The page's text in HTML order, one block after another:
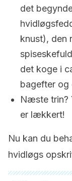
det
knust), den
det koge i
bagefter og
Næste trin?
er lækkert!
Nu kan du
hvidløgs